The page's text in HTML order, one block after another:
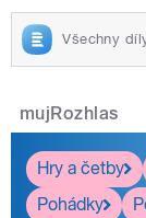
Všechny
mujRozhlas
Hry a četby
Pohádky